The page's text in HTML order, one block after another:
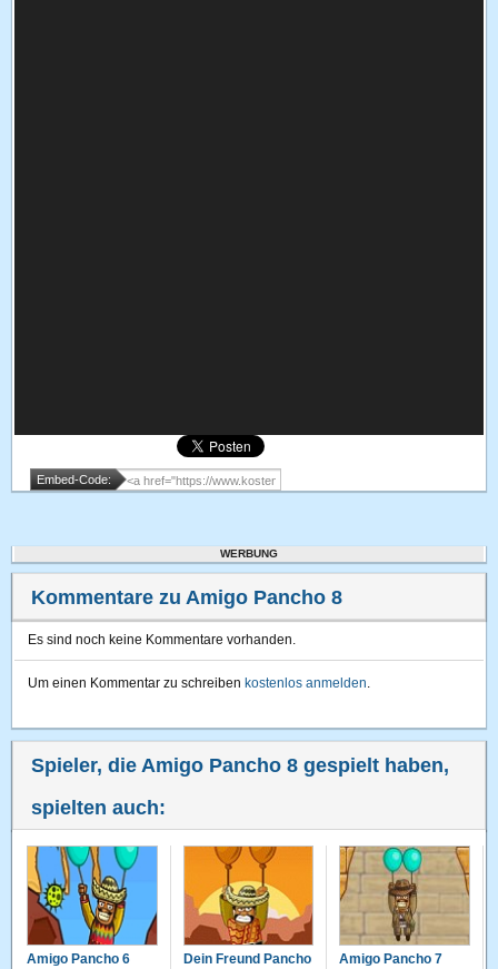
Embed-Code:
WERBUNG
Kommentare zu Amigo Pancho 8
Es sind noch keine Kommentare vorhanden.
Um einen Kommentar zu schreiben kostenlos anmelden.
Spieler, die Amigo Pancho 8 gespielt haben,
spielten auch:
Amigo Pancho 6 Dein Freund Pancho Amigo Pancho 7